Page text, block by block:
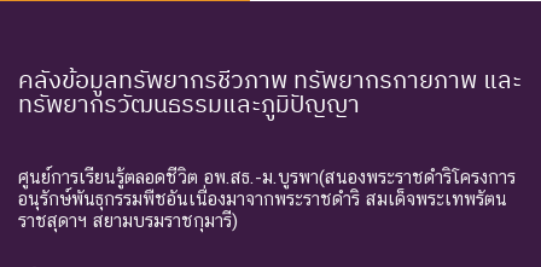
คลังข้อมูลทรัพยากรชีวภาพ ทรัพยากรกายภาพ และ
ทรัพยากรวัฒนธรรมและภูมิปัญญา
ศูนย์การเรียนรู้ตลอดชีวิต อพ.สธ.-ม.บูรพา(สนองพระราชดำริโครงการ
อนุรักษ์พันธุกรรมพืชอันเนื่องมาจากพระราชดำริ สมเด็จพระเทพรัตน
ราชสุดาฯ สยามบรมราชกุมารี)